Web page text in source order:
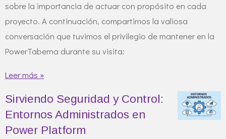
sobre la importancia de actuar con propósito en cada
proyecto. A continuación, compartimos la valiosa
conversación que tuvimos el privilegio de mantener en la
PowerTaberna durante su visita:
Leer más »
Sirviendo Seguridad y Control:
Entornos Administrados en
Power Platform